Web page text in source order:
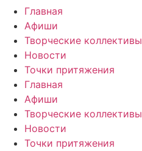
Главная
Афиши
Творческие коллективы
Новости
Точки притяжения
Главная
Афиши
Творческие коллективы
Новости
Точки притяжения